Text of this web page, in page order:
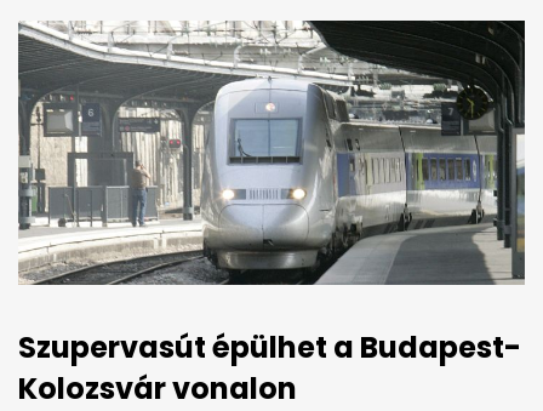
Szupervasút épülhet a Budapest-
Kolozsvár vonalon